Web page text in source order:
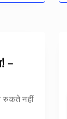
–
रुकते नहीं